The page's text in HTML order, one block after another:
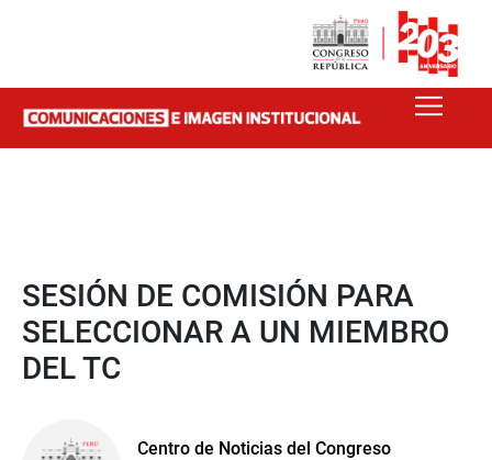
SESIÓN DE COMISIÓN PARA
SELECCIONAR A UN MIEMBRO
DEL TC
Centro de Noticias del Congreso